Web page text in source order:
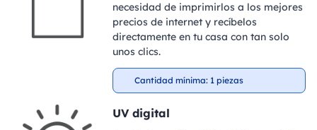
necesidad de imprimirlos a los mejores
precios de internet y recíbelos
directamente en tu casa con tan solo
unos clics.
Cantidad mínima: 1 piezas
UV digital